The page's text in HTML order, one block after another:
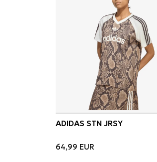
ADIDAS STN JRSY
64,99 EUR